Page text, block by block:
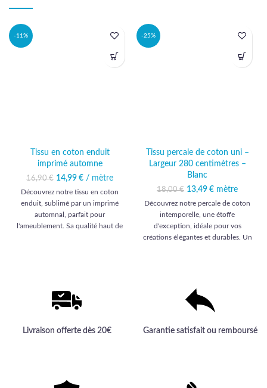
-11%
Tissu en coton enduit
imprimé automne
16,90€
Le prix initial était :
16,90 €.
14,99 €
Le prix
actuel est :
14,99 €.
/ mètre
Découvrez notre tissu en coton
enduit, sublimé par un imprimé
automnal, parfait pour
l'ameublement. Sa qualité haut de
-25%
Tissu percale de coton uni –
Largeur 280 centimètres –
Blanc
18,00€ Le prix initial était :
18,00 €.
13,49 €
Le prix
actuel est :
13,49 €.
mètre
Découvrez notre percale de coton
intemporelle, une étoffe
d'exception, idéale pour vos
créations élégantes et durables. Un
Livraison offerte dès 20€ Garantie satisfait ou remboursé